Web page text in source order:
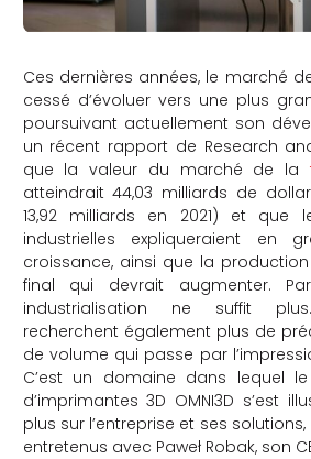
Ces dernières années, le marché
cessé d’évoluer vers une plus
poursuivant actuellement son
un récent rapport de Research
que la valeur du marché de la
atteindrait 44,03 milliards de
13,92 milliards en 2021) et que
industrielles expliqueraient en
croissance, ainsi que la
final qui devrait augmenter.
industrialisation ne suffit
recherchent également plus de
de volume qui passe par
C’est un domaine dans lequel
d’imprimantes 3D OMNI3D s’est
plus sur l’entreprise et ses
entretenus avec Paweł Robak, son